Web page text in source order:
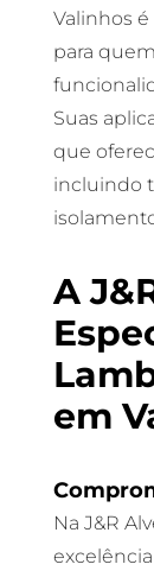
Valinhos
para
Suas
que
incluindo
A
em
Na J&R